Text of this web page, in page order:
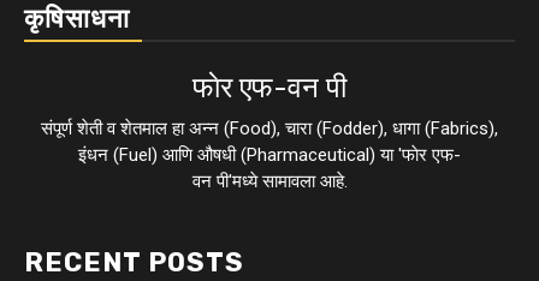
कृषिसाधना
फाेर एफ-वन पी
संपूर्ण शेती व शेतमाल हा अन्न (Food), चारा (Fodder), धागा (Fabrics),
इंधन (Fuel) आणि औषधी (Pharmaceutical) या 'फाेर एफ-
वन पी'मध्ये सामावला आहे.
RECENT POSTS